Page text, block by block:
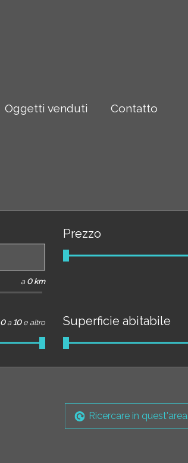
Oggetti venduti Contatto
a 0 km
Prezzo
0 a 10 e altro Superficie abitabile
Ricercare in quest'area